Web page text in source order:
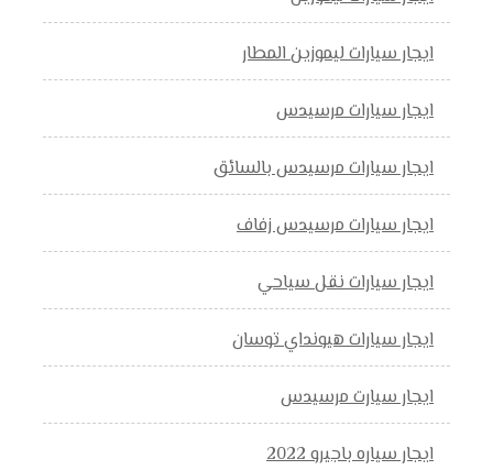
ايجار سيارات ليموزين المطار
ايجار سيارات مرسيدس
ايجار سيارات مرسيدس بالسائق
ايجار سيارات مرسيدس زفاف
ايجار سيارات نقل سياحي
ايجار سيارات هيونداي توسان
ايجار سيارت مرسيدس
ايجار سياره باجيرو 2022